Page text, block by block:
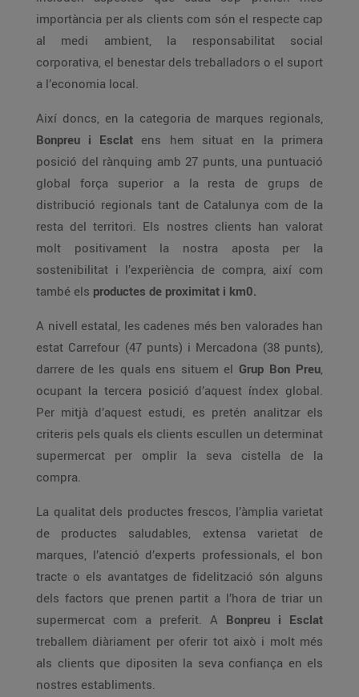
importància per als clients com són el respecte cap
al medi ambient, la responsabilitat social
corporativa, el benestar dels treballadors o el suport
a l’economia local.
Així doncs, en la categoria de marques regionals,
Bonpreu i Esclat ens hem situat en la primera
posició del rànquing amb 27 punts, una puntuació
global força superior a la resta de grups de
distribució regionals tant de Catalunya com de la
resta del territori. Els nostres clients han valorat
molt positivament la nostra aposta per la
sostenibilitat i l’experiència de compra, així com
també els productes de proximitat i km0.
A nivell estatal, les cadenes més ben valorades han
estat Carrefour (47 punts) i Mercadona (38 punts),
darrere de les quals ens situem el Grup Bon Preu,
ocupant la tercera posició d’aquest índex global.
Per mitjà d’aquest estudi, es pretén analitzar els
criteris pels quals els clients escullen un determinat
supermercat per omplir la seva cistella de la
compra.
La qualitat dels productes frescos, l’àmplia varietat
de productes saludables, extensa varietat de
marques, l’atenció d’experts professionals, el bon
tracte o els avantatges de fidelització són alguns
dels factors que prenen partit a l’hora de triar un
supermercat com a preferit. A Bonpreu i Esclat
treballem diàriament per oferir tot això i molt més
als clients que dipositen la seva confiança en els
nostres establiments.